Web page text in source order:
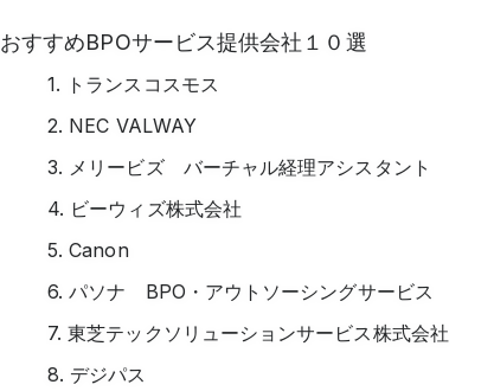
おすすめBPOサービス提供会社１０選
1. トランスコスモス
2. NEC VALWAY
3. メリービズ バーチャル経理アシスタント
4. ビーウィズ株式会社
5. Canon
6. パソナ BPO・アウトソーシングサービス
7. 東芝テックソリューションサービス株式会社
8. デジパス